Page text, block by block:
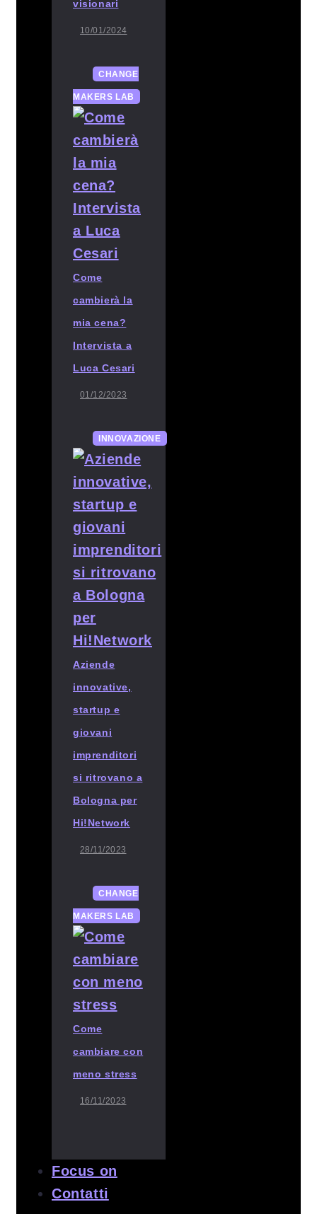
visionari
10/01/2024
CHANGE
MAKERS LAB
Come
cambierà la
mia cena?
Intervista a
Luca Cesari
01/12/2023
INNOVAZIONE
Aziende
innovative,
startup e
giovani
imprenditori
si ritrovano a
Bologna per
Hi!Network
28/11/2023
CHANGE
MAKERS LAB
Come
cambiare con
meno stress
16/11/2023
Focus on
Contatti